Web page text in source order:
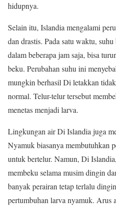
hidupnya.
Selain itu, Islandia mengalami
dan drastis. Pada satu waktu,
dalam beberapa jam saja, bisa
beku. Perubahan suhu ini
mungkin berhasil Di letakkan
normal. Telur-telur tersebut
menetas menjadi larva.
Lingkungan air Di Islandia juga
Nyamuk biasanya membutuhkan
untuk bertelur. Namun, Di
membeku selama musim dingin
banyak perairan tetap terlalu
pertumbuhan larva nyamuk. Arus